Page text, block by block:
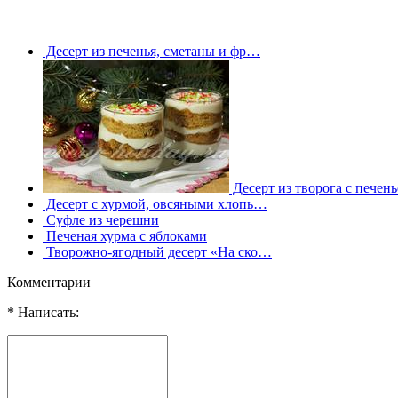
Десерт из печенья, сметаны и фр…
Десерт из творога с
Десерт с хурмой, овсяными хлопь…
Суфле из черешни
Печеная хурма с яблоками
Творожно-ягодный десерт «На ско…
Комментарии
* Написать: